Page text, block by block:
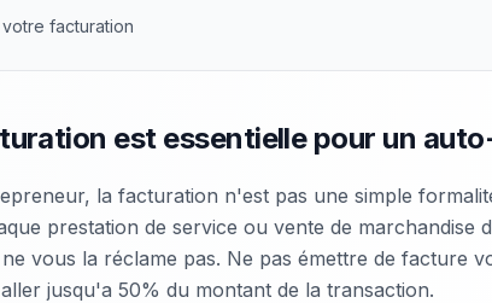
facturation
est essentielle pour un
la facturation n'est pas une simple
prestation de service ou vente de
vous la réclame pas. Ne pas émettre de facture
jusqu'a 50% du montant de la transaction.